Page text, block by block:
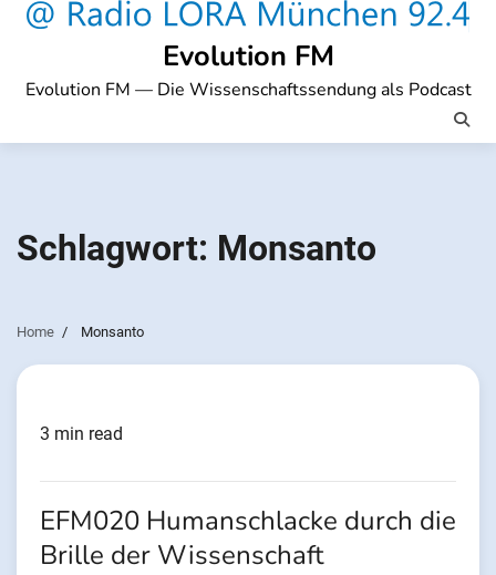
Evolution FM
Evolution FM — Die Wissenschaftssendung als Podcast
Schlagwort: Monsanto
Home Monsanto
3 min read
EFM020 Humanschlacke durch die
Brille der Wissenschaft